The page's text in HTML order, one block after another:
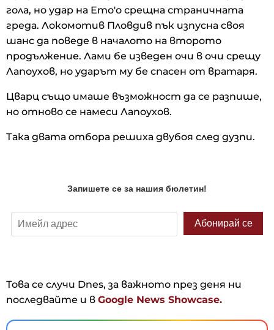
гола, но удар на Ето'о срещна страничната
греда. Локомотив Пловдив пък изпусна своя
шанс да поведе в началото на второто
продължение. Лами бе изведен очи в очи срещу
Лапоухов, но ударът му бе спасен от вратаря.
Цварц също имаше възможност да се разпише,
но отново се намеси Лапоухов.
Така двата отбора решиха двубоя след дузпи.
Това се случи Dnes, за важното през деня ни
последвайте и в Google News Showcase.